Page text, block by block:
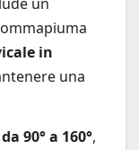
in
una
90° a 160°,